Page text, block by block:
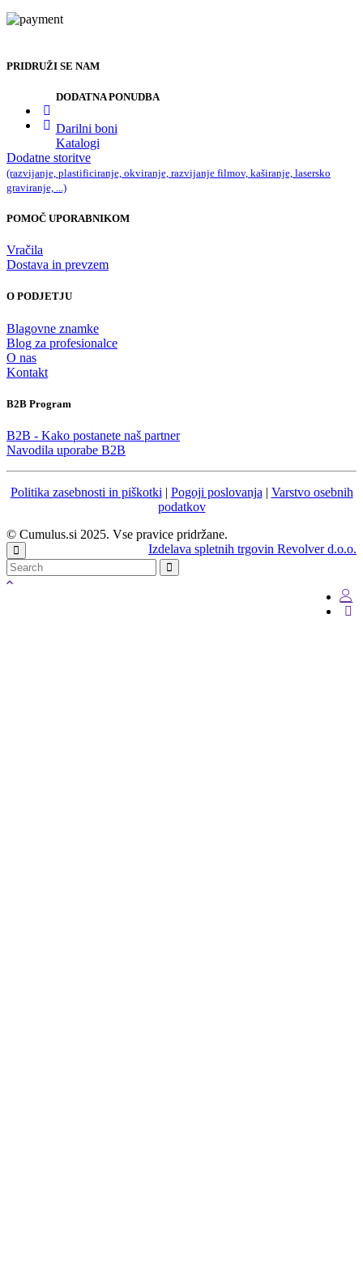
PRIDRUŽI SE NAM
DODATNA PONUDBA
Darilni boni
Katalogi
Dodatne storitve
(razvijanje, plastificiranje, okviranje, razvijanje filmov, kaširanje, lasersko
graviranje, ...)
POMOČ UPORABNIKOM
Vračila
Dostava in prevzem
O PODJETJU
Blagovne znamke
Blog za profesionalce
O nas
Kontakt
B2B Program
B2B - Kako postanete naš partner
Navodila uporabe B2B
Politika zasebnosti in piškotki | Pogoji poslovanja | Varstvo osebnih
podatkov
© Cumulus.si 2025. Vse pravice pridržane.
Izdelava spletnih trgovin Revolver d.o.o.